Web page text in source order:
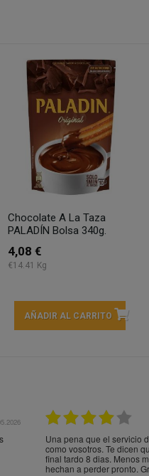
Chocolate A La Taza
PALADÍN Bolsa 340g.
4,08 €
€14.41 Kg
AÑADIR AL CARRITO
Una pena que el servicio
como vosotros. Te dicen
final tardo 8 dias. Menos
hechan a perder pronto.